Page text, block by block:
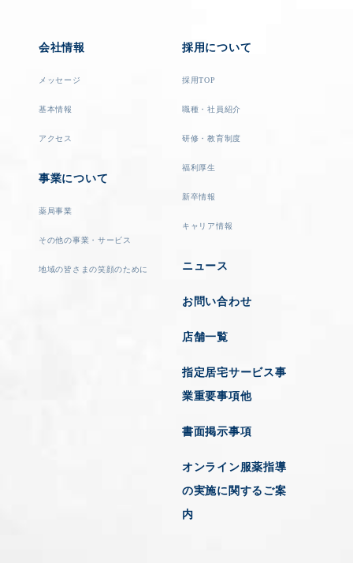
会社情報
メッセージ
基本情報
アクセス
事業について
薬局事業
その他の事業・サービス
地域の皆さまの笑顔のために
採用について
採用TOP
職種・社員紹介
研修・教育制度
福利厚生
新卒情報
キャリア情報
ニュース
お問い合わせ
店舗一覧
指定居宅サービス事
業重要事項他
書面掲示事項
オンライン服薬指導
の実施に関するご案
内